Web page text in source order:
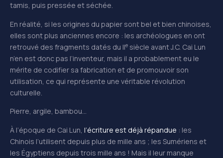
tamis, puis pressée et séchée.
En réalité, si les origines du papier sont bel et bien chinoises,
elles sont plus anciennes encore : les archéologues en ont
retrouvé des fragments datés du IIe siècle avant J.C. Cai Lun
n’en est donc pas l’inventeur, mais il a probablement eu le
mérite de codifier sa fabrication et de promouvoir son
utilisation, ce qui représente une véritable révolution
culturelle.
Pierre, argile, bambou…
À l’époque de Cai Lun, l’écriture est déjà répandue : les
Chinois l’utilisent depuis plus de mille ans ; les Sumériens et
les Égyptiens depuis trois mille ans ! Mais il leur manque